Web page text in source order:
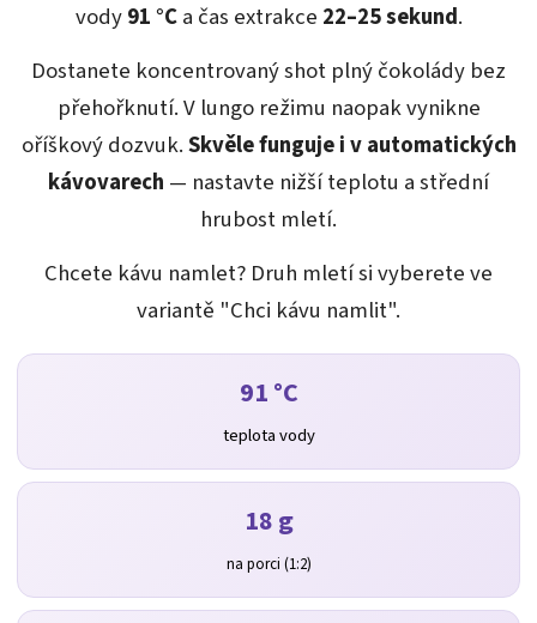
vody91 °Ca čas extrakce 22–25 sekund.
Dostanete koncentrovaný shot plný čokolády bez
přehořknutí. V lungo režimu naopak vynikne
oříškový dozvuk.Skvěle funguje i v automatických
kávovarech — nastavte nižší teplotu a střední
hrubost mletí.
Chcete kávu namlet? Druh mletí si vyberete ve
variantě "Chci kávu namlit".
91 °C
teplota vody
18 g
na porci (1:2)